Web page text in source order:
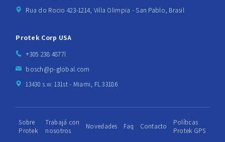
Rua do Rocio 423-1214, Villa Olimpia - San Pablo, Brasil
Protek Corp USA
+305 238 4877l
bosch@p-global.com
13430 s.w. 131st - Miami, FL 33186
Sobre
Protek
Trabajá con
nosotros
Novedades Faq Contacto
Políticas
Protek GPS